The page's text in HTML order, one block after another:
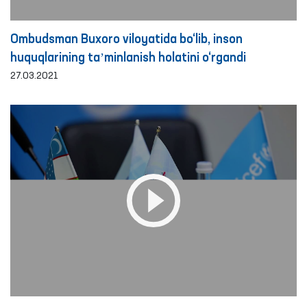
Ombudsman Buxoro viloyatida bo‘lib, inson
huquqlarining taʼminlanish holatini o‘rgandi
27.03.2021